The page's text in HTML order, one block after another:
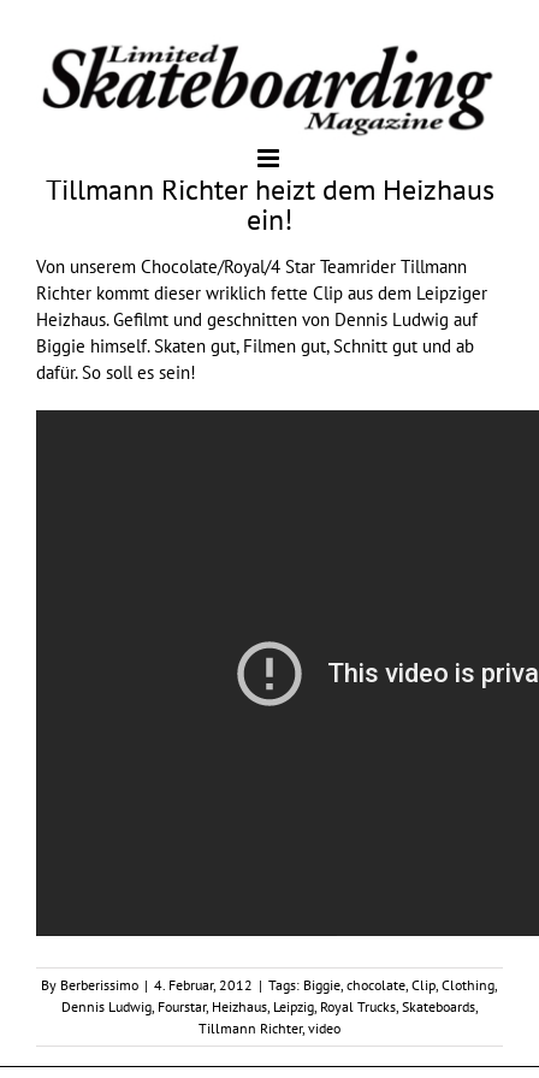
Tillmann Richter heizt dem Heizhaus
ein!
Von unserem Chocolate/Royal/4 Star Teamrider Tillmann
Richter kommt dieser wriklich fette Clip aus dem Leipziger
Heizhaus. Gefilmt und geschnitten von Dennis Ludwig auf
Biggie himself. Skaten gut, Filmen gut, Schnitt gut und ab
dafür. So soll es sein!
By Berberissimo | 4. Februar, 2012 | Tags: Biggie chocolate Clip Clothing
Dennis Ludwig, Fourstar, Heizhaus, Leipzig, Royal Trucks, Skateboards,
Tillmann Richter, video